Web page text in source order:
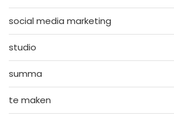
social media marketing
studio
summa
te maken